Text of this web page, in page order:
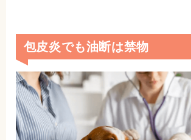
包皮炎でも油断は禁物